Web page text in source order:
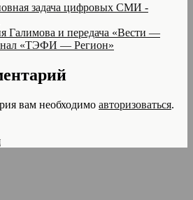
задача цифровых СМИ -
Галимова и передача «Вести —
«ТЭФИ — Регион»
вам необходимо авторизоваться.